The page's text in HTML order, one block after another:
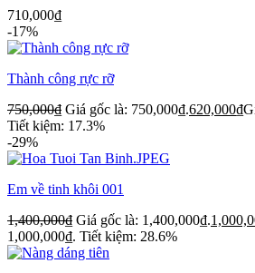
710,000₫
-17%
Thành công rực rỡ
750,000₫ Giá gốc là: 750,000₫.620,000₫
Tiết kiệm: 17.3%
-29%
Em về tinh khôi 001
1,400,000₫ Giá gốc là: 1,400,000₫.
1,000,000₫. Tiết kiệm: 28.6%